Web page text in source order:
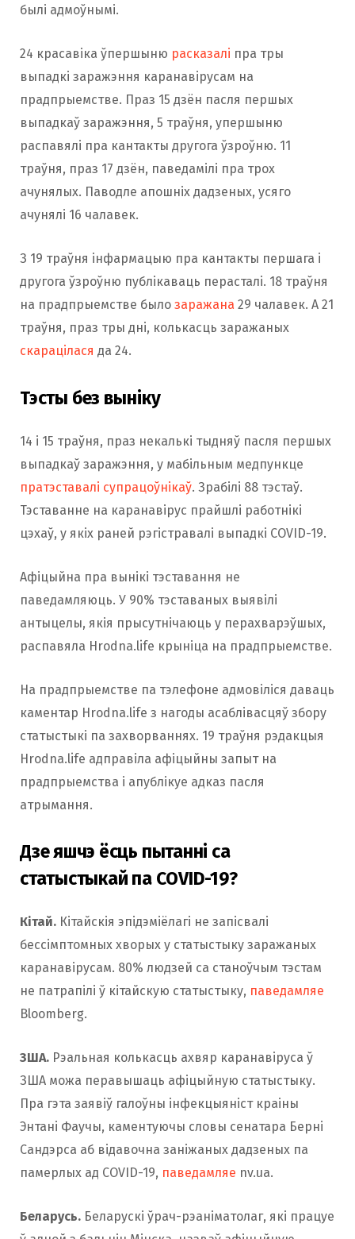
былі адмоўнымі.
24 красавіка ўпершыню расказалі пра тры
выпадкі заражэння каранавірусам на
прадпрыемстве. Праз 15 дзён пасля першых
выпадкаў заражэння, 5 траўня, упершыню
распавялі пра кантакты другога ўзроўню. 11
траўня, праз 17 дзён, паведамілі пра трох
ачунялых. Паводле апошніх дадзеных, усяго
ачунялі 16 чалавек.
З 19 траўня інфармацыю пра кантакты першага і
другога ўзроўню публікаваць перасталі. 18 траўня
на прадпрыемстве было заражана 29 чалавек. А 21
траўня, праз тры дні, колькасць заражаных
скарацілася да 24.
Тэсты без выніку
14 і 15 траўня, праз некалькі тыдняў пасля першых
выпадкаў заражэння, у мабільным медпункце
пратэставалі супрацоўнікаў. Зрабілі 88 тэстаў.
Тэставанне на каранавірус прайшлі работнікі
цэхаў, у якіх раней рэгістравалі выпадкі COVID-19.
Афіцыйна пра вынікі тэставання не
паведамляюць. У 90% тэставаных выявілі
антыцелы, якія прысутнічаюць у перахварэўшых,
распавяла Hrodna.life крыніца на прадпрыемстве.
На прадпрыемстве па тэлефоне адмовіліся даваць
каментар Hrodna.life з нагоды асаблівасцяў збору
статыстыкі па захворваннях. 19 траўня рэдакцыя
Hrodna.life адправіла афіцыйны запыт на
прадпрыемства і апублікуе адказ пасля
атрымання.
Дзе яшчэ ёсць пытанні са
статыстыкай па COVID-19?
Кітай. Кітайскія эпідэміёлагі не запісвалі
бессімптомных хворых у статыстыку заражаных
каранавірусам. 80% людзей са станоўчым тэстам
не патрапілі ў кітайскую статыстыку, паведамляе
Bloomberg.
ЗША. Рэальная колькасць ахвяр каранавіруса ў
ЗША можа перавышаць афіцыйную статыстыку.
Пра гэта заявіў галоўны інфекцыяніст краіны
Энтані Фаучы, каментуючы словы сенатара Берні
Сандэрса аб відавочна заніжаных дадзеных па
памерлых ад COVID-19, паведамляе nv.ua.
Беларусь. Беларускі ўрач-рэаніматолаг, які працуе